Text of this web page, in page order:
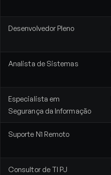
Desenvolvedor Pleno
Analista de Sistemas
Especialista em
Segurança da Informação
Suporte N1 Remoto
Consultor de TI PJ